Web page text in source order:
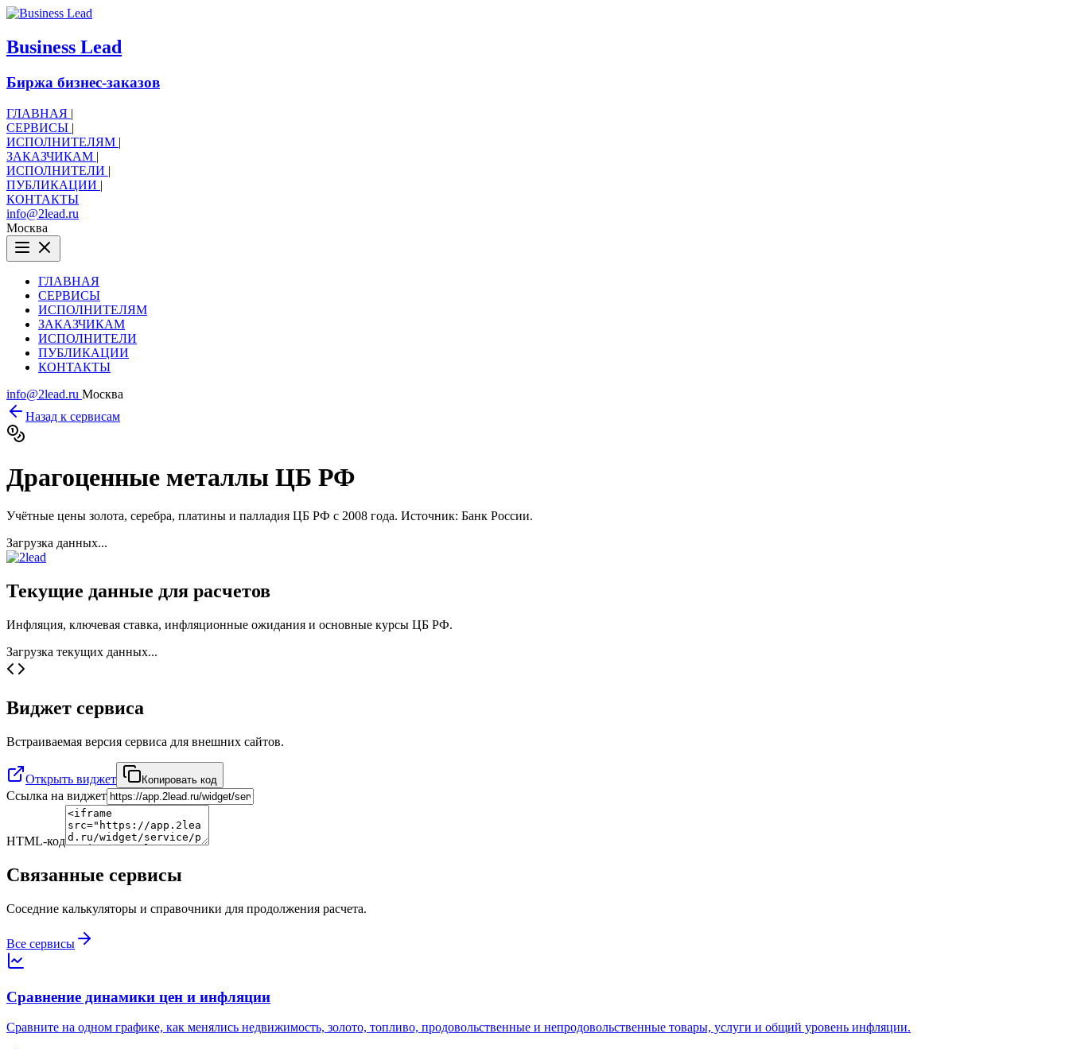
Business Lead
Биржа бизнес-заказов
ГЛАВНАЯ |
СЕРВИСЫ |
ИСПОЛНИТЕЛЯМ |
ЗАКАЗЧИКАМ |
ИСПОЛНИТЕЛИ |
ПУБЛИКАЦИИ |
КОНТАКТЫ
info@2lead.ru
Москва
ГЛАВНАЯ
СЕРВИСЫ
ИСПОЛНИТЕЛЯМ
ЗАКАЗЧИКАМ
ИСПОЛНИТЕЛИ
ПУБЛИКАЦИИ
КОНТАКТЫ
info@2lead.ru Москва
Назад к сервисам
Драгоценные металлы ЦБ РФ
Учётные цены золота, серебра, платины и палладия ЦБ РФ с 2008 года. Источник: Банк России.
Загрузка данных...
Текущие данные для расчетов
Инфляция, ключевая ставка, инфляционные ожидания и основные курсы ЦБ РФ.
Загрузка текущих данных...
Виджет сервиса
Встраиваемая версия сервиса для внешних сайтов.
Открыть виджет Копировать код
Ссылка на виджет
HTML-код
Связанные сервисы
Соседние калькуляторы и справочники для продолжения расчета.
Все сервисы
Сравнение динамики цен и инфляции
Сравните на одном графике, как менялись недвижимость, золото, топливо, продовольственные и непродовольственные товары, услуги и общий уровень инфляции.